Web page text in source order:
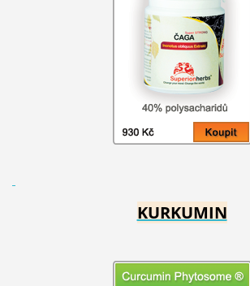
KURKUMIN